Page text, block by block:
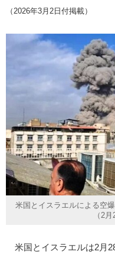
（2026年3月2日付掲載）
米国とイスラエルによる空
（2
米国とイスラエルは2月